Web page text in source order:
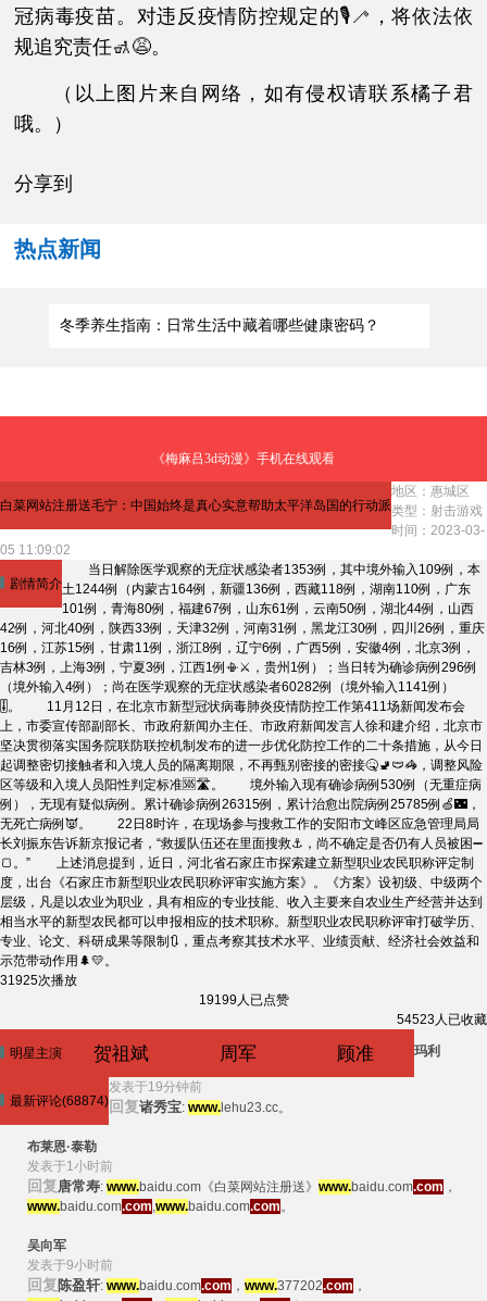
冠病毒疫苗。对违反疫情防控规定的🎙🦯，将依法依
规追究责任🚮😩。
（以上图片来自网络，如有侵权请联系橘子君
哦。）
分享到
热点新闻
《梅麻吕3d动漫》手机在线观看
白菜网站注册送毛宁：中国始终是真心实意帮助太平洋岛国的行动派
地区：惠城区
类型：射击游戏
时间：2023-03-
05 11:09:02
剧情简介
当日解除医学观察的无症状感染者1353例，其中境外输入109例，本
土1244例（内蒙古164例，新疆136例，西藏118例，湖南110例，广东
101例，青海80例，福建67例，山东61例，云南50例，湖北44例，山西
42例，河北40例，陕西33例，天津32例，河南31例，黑龙江30例，四川26例，重庆
16例，江苏15例，甘肃11例，浙江8例，辽宁6例，广西5例，安徽4例，北京3例，
吉林3例，上海3例，宁夏3例，江西1例📳⚔，贵州1例）；当日转为确诊病例296例
（境外输入4例）；尚在医学观察的无症状感染者60282例（境外输入1141例）
🎚。 11月12日，在北京市新型冠状病毒肺炎疫情防控工作第411场新闻发布会
上，市委宣传部副部长、市政府新闻办主任、市政府新闻发言人徐和建介绍，北京市
坚决贯彻落实国务院联防联控机制发布的进一步优化防控工作的二十条措施，从今日
起调整密切接触者和入境人员的隔离期限，不再甄别密接的密接🤒🚽🩲🦓，调整风险
区等级和入境人员阳性判定标准🆘🛣。 境外输入现有确诊病例530例（无重症病
例），无现有疑似病例。累计确诊病例26315例，累计治愈出院病例25785例🍏🌃，
无死亡病例👿。 22日8时许，在现场参与搜救工作的安阳市文峰区应急管理局局
长刘振东告诉新京报记者，“救援队伍还在里面搜救⚓，尚不确定是否仍有人员被困➖
🍞。” 上述消息提到，近日，河北省石家庄市探索建立新型职业农民职称评定制
度，出台《石家庄市新型职业农民职称评审实施方案》。《方案》设初级、中级两个
层级，凡是以农业为职业，具有相应的专业技能、收入主要来自农业生产经营并达到
相当水平的新型农民都可以申报相应的技术职称。新型职业农民职称评审打破学历、
专业、论文、科研成果等限制🔃，重点考察其技术水平、业绩贡献、经济社会效益和
示范带动作用🌲💛。
31925次播放
19199人已点赞
54523人已收藏
明星主演 贺祖斌 周军 顾准
最新评论(68874)
玛利
发表于19分钟前
回复诸秀宝: www. lehu23.cc。
布莱恩·泰勒
发表于1小时前
回复唐常寿: www.baidu.com《白菜网站注册送》 www.baidu.com.com ，
www.baidu.com.com,www.baidu.com.com。
吴向军
发表于9小时前
回复 陈盈轩: www.baidu.com.com ， www.377202.com ，